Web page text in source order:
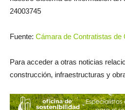
24003745
Fuente: Cámara de Contratistas de
Para acceder a otras noticias
construcción, infraestructuras y